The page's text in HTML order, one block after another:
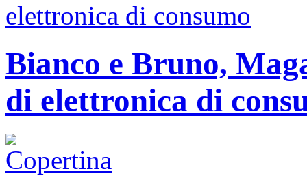
Bianco e Bruno,
di elettronica di